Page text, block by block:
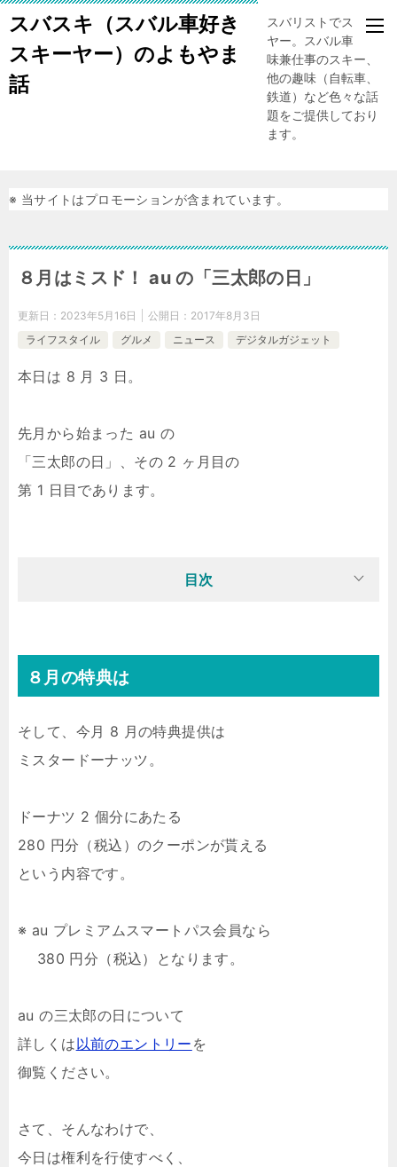
スバスキ（スバル車好き
スキーヤー）のよもやま
話
スバリストでスキー
ヤー。スバル車、趣
味兼仕事のスキー、
他の趣味（自転車、
鉄道）など色々な話
題をご提供しており
ます。
※ 当サイトはプロモーションが含まれています。
８月はミスド！ au の「三太郎の日」
更新日： 2023年5月16日 公開日： 2017年8月3日
ライフスタイル
グルメ ニュース デジタルガジェット
本日は 8 月 3 日。
先月から始まった au の
「三太郎の日」、その 2 ヶ月目の
第 1 日目であります。
目次
８月の特典は
そして、今月 8 月の特典提供は
ミスタードーナッツ。
ドーナツ 2 個分にあたる
280 円分（税込）のクーポンが貰える
という内容です。
※ au プレミアムスマートパス会員なら
380 円分（税込）となります。
au の三太郎の日について
詳しくは以前のエントリー を
御覧ください。
さて、そんなわけで、
今日は権利を行使すべく、